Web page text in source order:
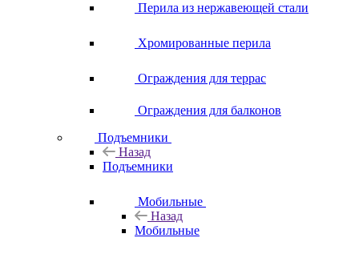
Перила из нержавеющей стали
Хромированные перила
Ограждения для террас
Ограждения для балконов
Подъемники
Назад
Подъемники
Мобильные
Назад
Мобильные